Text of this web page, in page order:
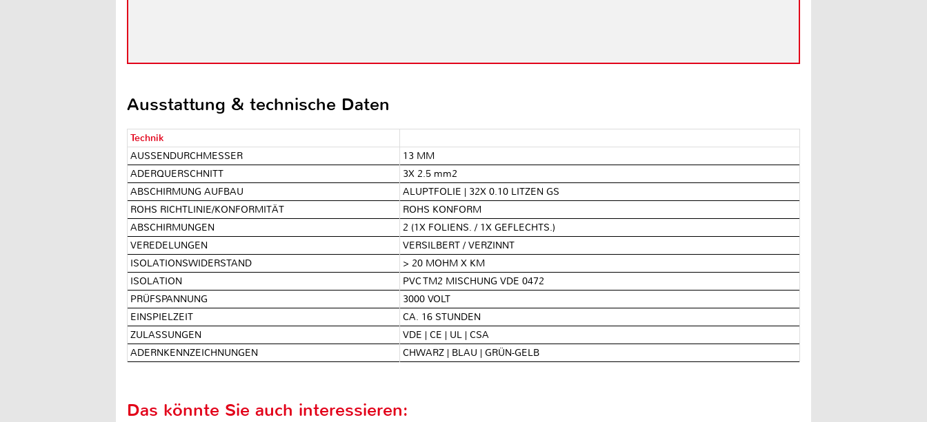
Ausstattung & technische Daten
Technik
AUSSENDURCHMESSER
13 MM
ADERQUERSCHNITT
3X 2.5 mm2
ABSCHIRMUNG AUFBAU
ALUPTFOLIE | 32X 0.10 LITZEN GS
ROHS RICHTLINIE/KONFORMITÄT
ROHS KONFORM
ABSCHIRMUNGEN
2 (1X FOLIENS. / 1X GEFLECHTS.)
VEREDELUNGEN
VERSILBERT / VERZINNT
ISOLATIONSWIDERSTAND
> 20 MOHM X KM
ISOLATION
PVC TM2 MISCHUNG VDE 0472
PRÜFSPANNUNG
3000 VOLT
EINSPIELZEIT
CA. 16 STUNDEN
ZULASSUNGEN
VDE | CE | UL | CSA
ADERNKENNZEICHNUNGEN
CHWARZ | BLAU | GRÜN-GELB
Das könnte Sie auch interessieren: